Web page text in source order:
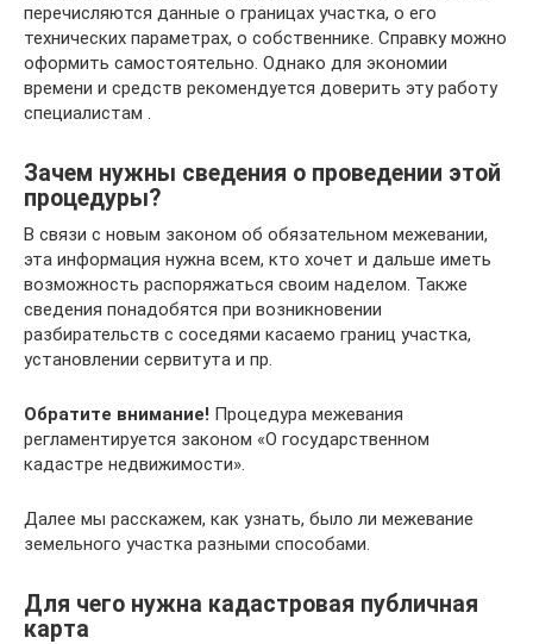
перечисляются данные о границах участка, о его
технических параметрах, о собственнике. Справку можно
оформить самостоятельно. Однако для экономии
времени и средств рекомендуется доверить эту работу
специалистам .
Зачем нужны сведения о проведении этой
процедуры?
В связи с новым законом об обязательном межевании,
эта информация нужна всем, кто хочет и дальше иметь
возможность распоряжаться своим наделом. Также
сведения понадобятся при возникновении
разбирательств с соседями касаемо границ участка,
установлении сервитута и пр.
Обратите внимание! Процедура межевания
регламентируется законом «О государственном
кадастре недвижимости».
Далее мы расскажем, как узнать, было ли межевание
земельного участка разными способами.
Для чего нужна кадастровая публичная
карта